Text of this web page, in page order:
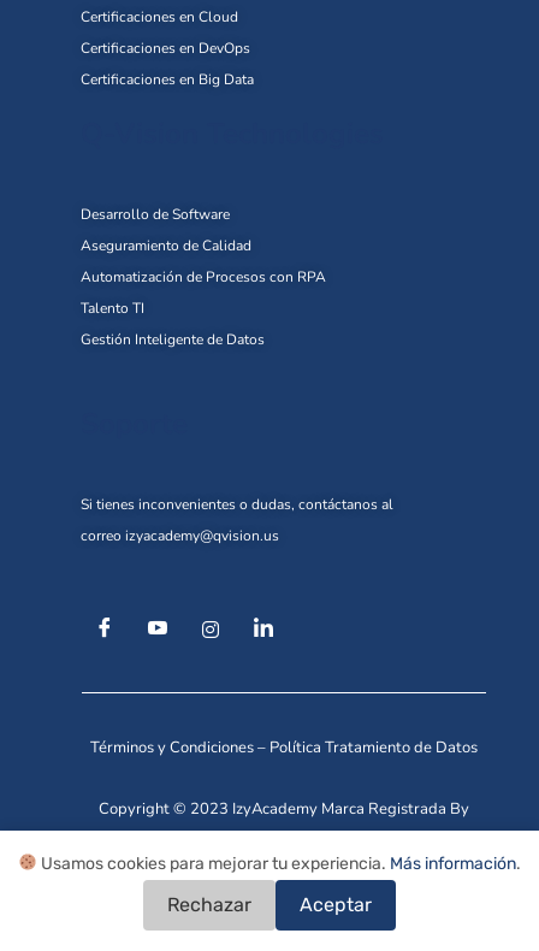
Certificaciones en Cloud
Certificaciones en DevOps
Certificaciones en Big Data
Desarrollo de Software
Aseguramiento de Calidad
Automatización de Procesos con RPA
Talento TI
Gestión Inteligente de Datos
Si tienes inconvenientes o dudas, contáctanos al
correo izyacademy@qvision.us
Términos y Condiciones– Política Tratamiento de Datos
Copyright © 2023 IzyAcademy Marca Registrada By
Usamos cookies para mejorar tu experiencia. Más información.
Rechazar Aceptar